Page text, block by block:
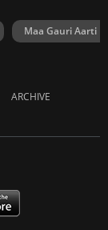
Maa Gauri Aarti
ARCHIVE